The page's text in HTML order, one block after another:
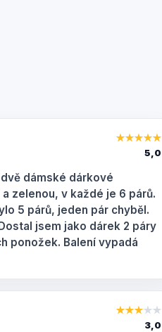
★★★★★
5,0
dámské dárkové
zelenou, v každé je 6 párů.
5 párů, jeden pár chyběl.
jsem jako dárek 2 páry
ponožek. Balení vypadá
★★★★★
3,0